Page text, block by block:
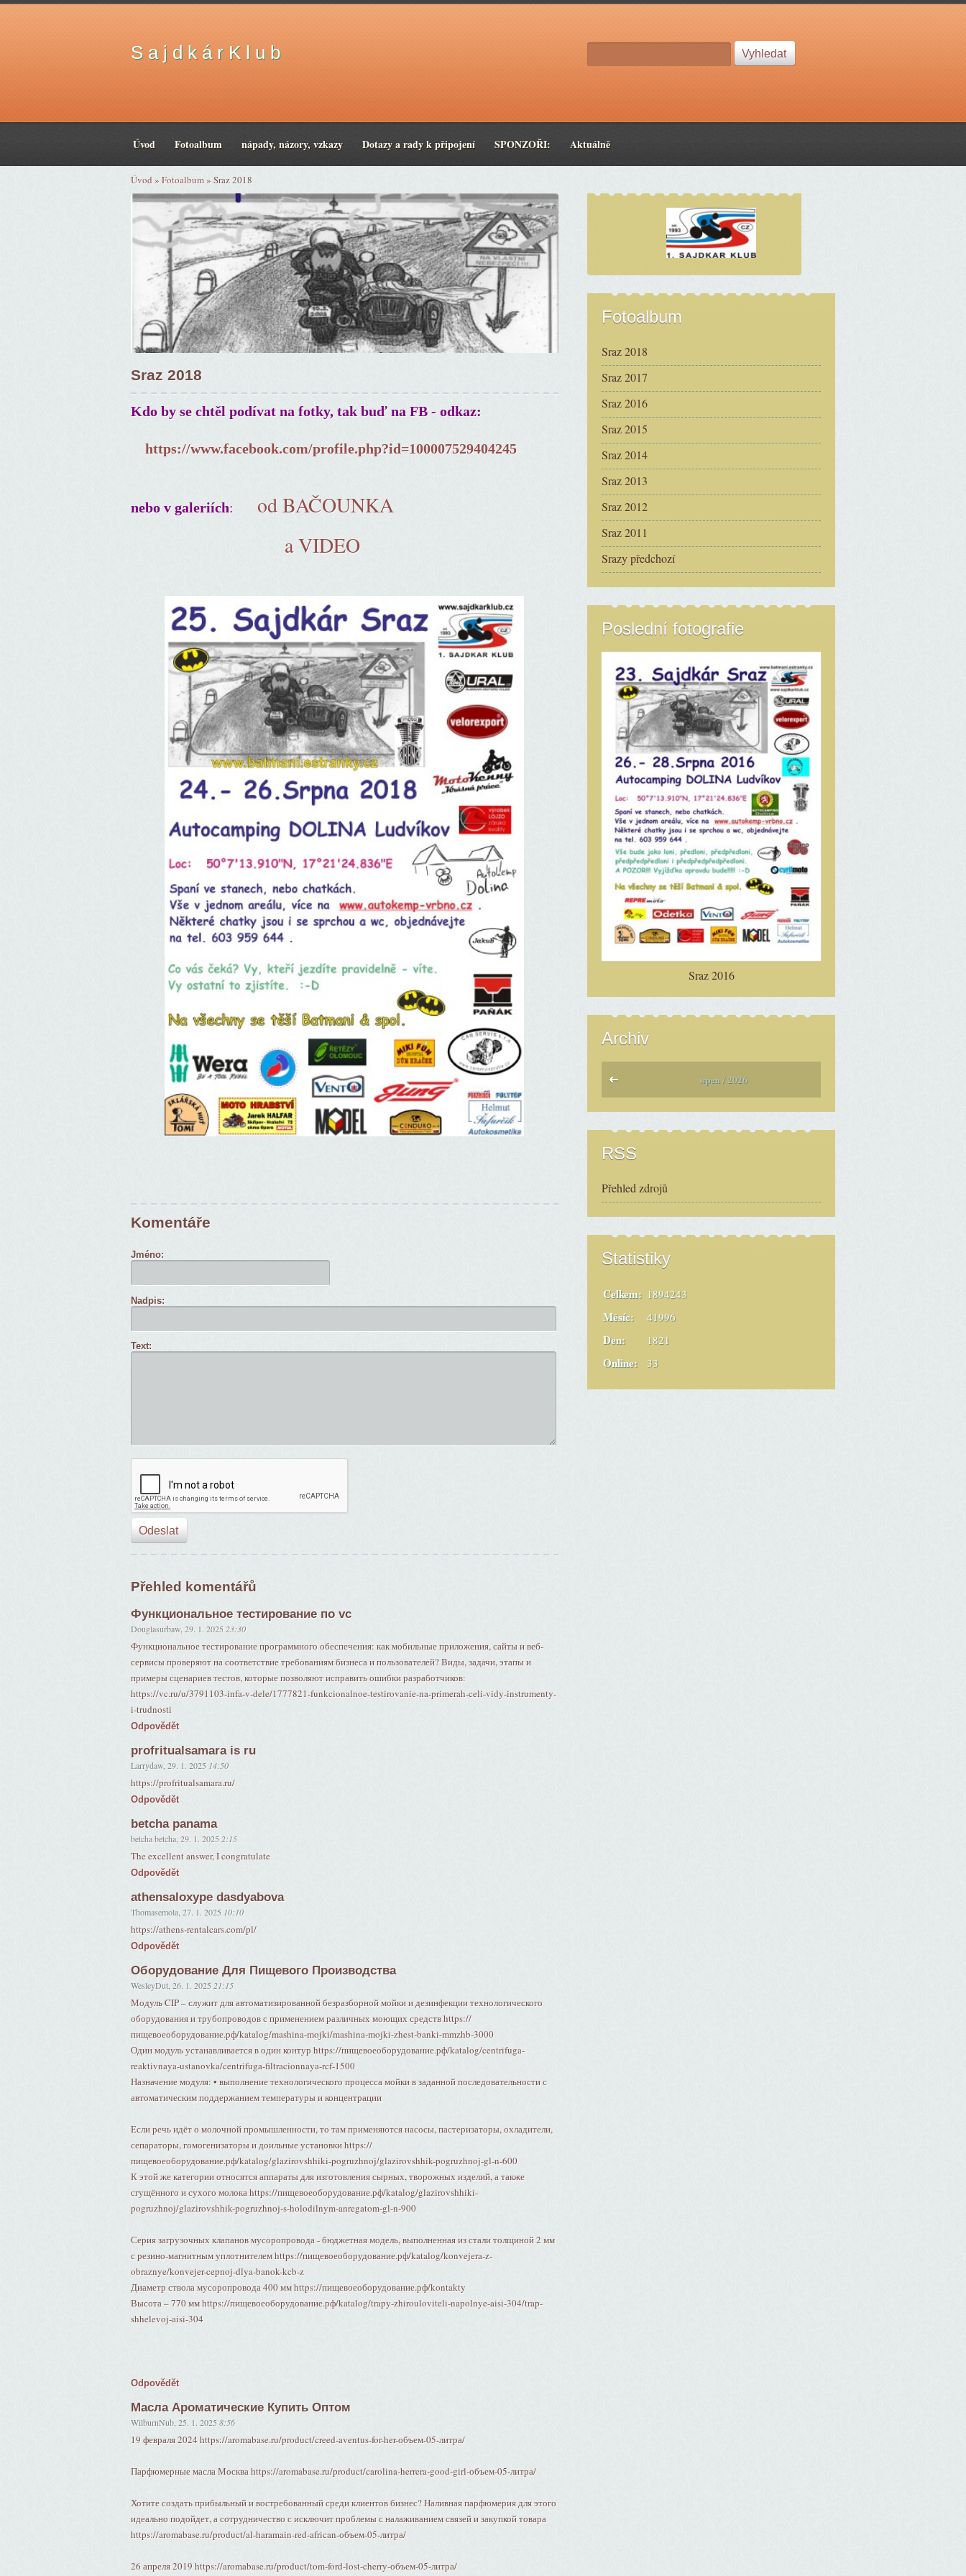
S a j d k á r K l u b
Úvod Fotoalbum nápady, názory, vzkazy Dotazy a rady k připojení SPONZOŘI: Aktuálně
Úvod » Fotoalbum» Sraz 2018
Sraz 2018
Kdo by se chtěl podívat na fotky, tak buď na FB - odkaz:
https://www.facebook.com/profile.php?id=100007529404245
nebo v galeriích: od BAČOUNKA
a VIDEO
Komentáře
Jméno:
Nadpis:
Text:
Přehled komentářů
Функциональное тестирование по vc
Douglasurbaw 29. 1. 2025 23:30
Функциональное тестирование программного обеспечения: как мобильные приложения, сайты и веб-
сервисы проверяют на соответствие требованиям бизнеса и пользователей? Виды, задачи, этапы и
примеры сценариев тестов, которые позволяют исправить ошибки разработчиков:
https://vc.ru/u/3791103-infa-v-dele/1777821-funkcionalnoe-testirovanie-na-primerah-celi-vidy-instrumenty-
i-trudnosti
Odpovědět
profritualsamara is ru
Larrydaw, 29. 1. 2025 14:50
https://profritualsamara.ru/
Odpovědět
betcha panama
betcha betcha 29. 1. 2025 2:15
The excellent answer, I congratulate
Odpovědět
athensaloxype dasdyabova
Thomasemola 27. 1. 2025 10:10
https://athens-rentalcars.com/pl/
Odpovědět
Оборудование Для Пищевого Производства
WesleyDut 26. 1. 2025 21:15
Модуль CIP – служит для автоматизированной безразборной мойки и дезинфекции технологического
оборудования и трубопроводов с применением различных моющих средств https://
пищевоеоборудование.рф/katalog/mashina-mojki/mashina-mojki-zhest-banki-mmzhb-3000
Один модуль устанавливается в один контур https://пищевоеоборудование.рф/katalog/centrifuga-
reaktivnaya-ustanovka/centrifuga-filtracionnaya-rcf-1500
Назначение модуля: • выполнение технологического процесса мойки в заданной последовательности с
автоматическим поддержанием температуры и концентрации
Если речь идёт о молочной промышленности, то там применяются насосы, пастеризаторы, охладители,
сепараторы, гомогенизаторы и доильные установки https://
пищевоеоборудование.рф/katalog/glazirovshhiki-pogruzhnoj/glazirovshhik-pogruzhnoj-gl-n-600
К этой же категории относятся аппараты для изготовления сырных, творожных изделий, а также
сгущённого и сухого молока https://пищевоеоборудование.рф/katalog/glazirovshhiki-
pogruzhnoj/glazirovshhik-pogruzhnoj-s-holodilnym-anregatom-gl-n-900
Серия загрузочных клапанов мусоропровода - бюджетная модель, выполненная из стали толщиной 2 мм
с резино-магнитным уплотнителем https://пищевоеоборудование.рф/katalog/konvejera-z-
obraznye/konvejer-cepnoj-dlya-banok-kcb-z
Диаметр ствола мусоропровода 400 мм https://пищевоеоборудование.рф/kontakty
Высота – 770 мм https://пищевоеоборудование.рф/katalog/trapy-zhirouloviteli-napolnye-aisi-304/trap-
shhelevoj-aisi-304
Odpovědět
Масла Ароматические Купить Оптом
WilburnNub 25. 1. 20258:56
19 февраля 2024 https://aromabase.ru/product/creed-aventus-for-her-объем-05-литра/
Парфюмерные масла Москва https://aromabase.ru/product/carolina-herrera-good-girl-объем-05-литра/
Хотите создать прибыльный и востребованный среди клиентов бизнес? Наливная парфюмерия для этого
идеально подойдет, а сотрудничество с исключит проблемы с налаживанием связей и закупкой товара
https://aromabase.ru/product/al-haramain-red-african-объем-05-литра/
26 апреля 2019 https://aromabase.ru/product/tom-ford-lost-cherry-объем-05-литра/
Fotoalbum
Sraz 2018
Sraz 2017
Sraz 2016
Sraz 2015
Sraz 2014
Sraz 2013
Sraz 2012
Sraz 2011
Srazy předchozí
Poslední fotografie
Sraz 2016
Archiv
srpen / 2026
RSS
Přehled zdrojů
Statistiky
Online: 33
Celkem: 1894243
Měsíc: 41996
Den: 1821